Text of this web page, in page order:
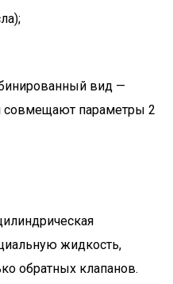
вид —
совмещают параметры 2
жидкость,
обратных клапанов.